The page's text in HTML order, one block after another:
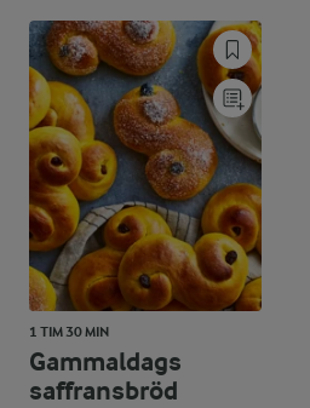
1 TIM 30 MIN
Gammaldags
saffransbröd